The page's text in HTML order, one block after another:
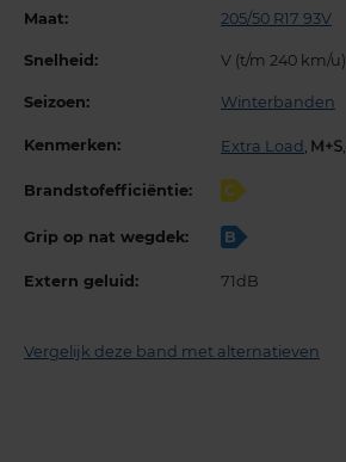
Maat: 205/50 R17 93V
Snelheid: V (t/m 240 km/u)
Seizoen: Winterbanden
Kenmerken: Extra Load
Brandstofefficiëntie: C
Grip op nat wegdek: B
Extern geluid: 71dB
Vergelijk deze band met alternatieven